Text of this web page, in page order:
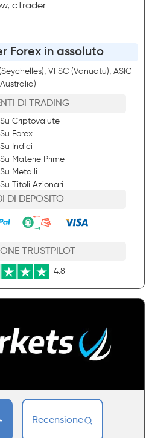
cTrader
Forex in assoluto
VFSC (Vanuatu), ASIC
DI TRADING
Criptovalute
Forex
Indici
Materie Prime
Metalli
Titoli Azionari
DI DEPOSITO
TRUSTPILOT
4.8
Recensione